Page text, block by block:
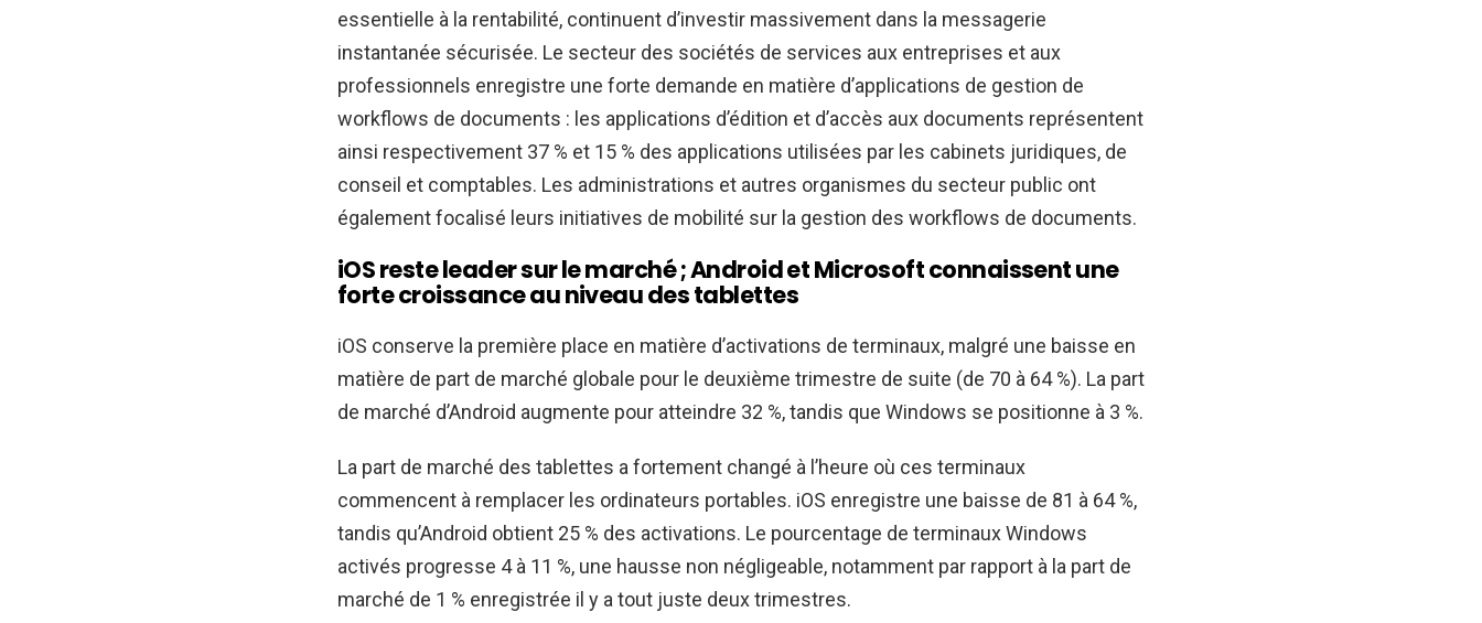
essentielle à la rentabilité, continuent d’investir massivement dans la messagerie
instantanée sécurisée. Le secteur des sociétés de services aux entreprises et aux
professionnels enregistre une forte demande en matière d’applications de gestion de
workflows de documents : les applications d’édition et d’accès aux documents représentent
ainsi respectivement 37 % et 15 % des applications utilisées par les cabinets juridiques, de
conseil et comptables. Les administrations et autres organismes du secteur public ont
également focalisé leurs initiatives de mobilité sur la gestion des workflows de documents.
iOS reste leader sur le marché ; Android et Microsoft connaissent une
forte croissance au niveau des tablettes
iOS conserve la première place en matière d’activations de terminaux, malgré une baisse en
matière de part de marché globale pour le deuxième trimestre de suite (de 70 à 64 %). La part
de marché d’Android augmente pour atteindre 32 %, tandis que Windows se positionne à 3 %.
La part de marché des tablettes a fortement changé à l’heure où ces terminaux
commencent à remplacer les ordinateurs portables. iOS enregistre une baisse de 81 à 64 %,
tandis qu’Android obtient 25 % des activations. Le pourcentage de terminaux Windows
activés progresse 4 à 11 %, une hausse non négligeable, notamment par rapport à la part de
marché de 1 % enregistrée il y a tout juste deux trimestres.